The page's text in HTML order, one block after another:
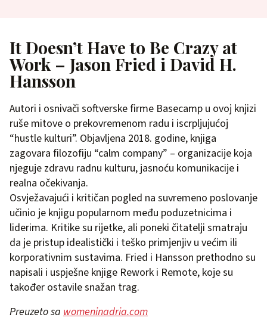
It Doesn’t Have to Be Crazy at
Work – Jason Fried i David H.
Hansson
Autori i osnivači softverske firme Basecamp u ovoj knjizi
ruše mitove o prekovremenom radu i iscrpljujućoj
“hustle kulturi”. Objavljena 2018. godine, knjiga
zagovara filozofiju “calm company” – organizacije koja
njeguje zdravu radnu kulturu, jasnoću komunikacije i
realna očekivanja.
Osvježavajući i kritičan pogled na suvremeno poslovanje
učinio je knjigu popularnom među poduzetnicima i
liderima. Kritike su rijetke, ali poneki čitatelji smatraju
da je pristup idealistički i teško primjenjiv u većim ili
korporativnim sustavima. Fried i Hansson prethodno su
napisali i uspješne knjige Rework i Remote, koje su
također ostavile snažan trag.
Preuzeto sa womeninadria.com